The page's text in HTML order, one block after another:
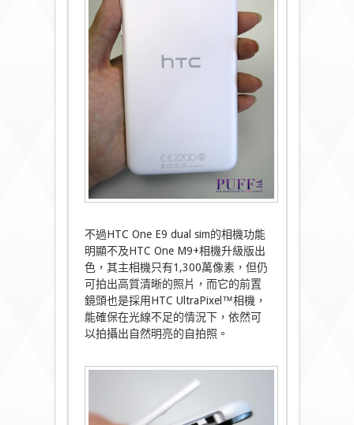
不過HTC One E9 dual sim的相機功能
明顯不及HTC One M9+相機升級版出
色，其主相機只有1,300萬像素，但仍
可拍出高質清晰的照片，而它的前置
鏡頭也是採用HTC UltraPixel™相機，
能確保在光線不足的情況下，依然可
以拍攝出自然明亮的自拍照。